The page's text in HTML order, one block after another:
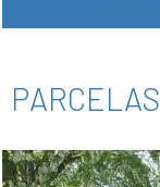
PARCELAS